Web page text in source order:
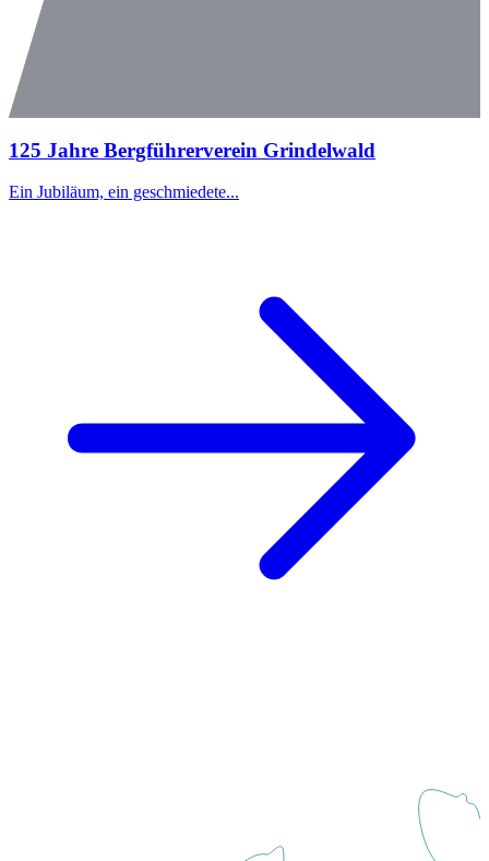
125 Jahre Bergführerverein Grindelwald
Ein Jubiläum, ein geschmiedete...